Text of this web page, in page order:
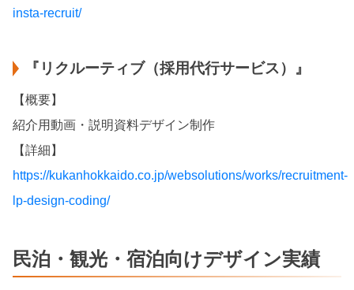
insta-recruit/
『リクルーティブ（採用代行サービス）』
【概要】
紹介用動画・説明資料デザイン制作
【詳細】
https://kukanhokkaido.co.jp/websolutions/works/recruitment-
lp-design-coding/
民泊・観光・宿泊向けデザイン実績